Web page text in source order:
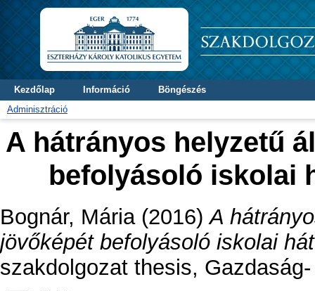
Kezdőlap Információ
Böngészés
Adminisztráció
A hátrányos helyzetű
befolyásoló iskolai
Bognár, Mária(2016)A
jövőképét befolyásoló iskolai
szakdolgozat thesis,